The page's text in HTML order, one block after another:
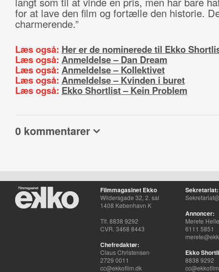
for at lave den film og fortælle den historie.
charmerende.”
Læs også: Her er de nominerede til Ekko
Læs også: Anmeldelse – Dan Dream
Læs også: Anmeldelse – Kollektivet
Læs også: Anmeldelse – Kvinden i buret
Læs også: Ekko Shortlist – Kein Problem
0 kommentarer
Filmmagasinet Ekko
Wildersgade 32, 2. sal
1408 København K
Tlf. 8838 9292
CVR. 3468 8443
Chefredaktør:
Claus Christensen
2729 0011
cc@ekkofilm.dk
Sekretariat:
Annoncer:
Merete
6111 5851
Ekko
8838 9292